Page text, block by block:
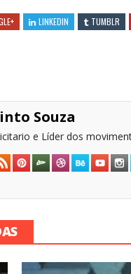
LINKEDIN TUMBLR
Souza
e Líder dos